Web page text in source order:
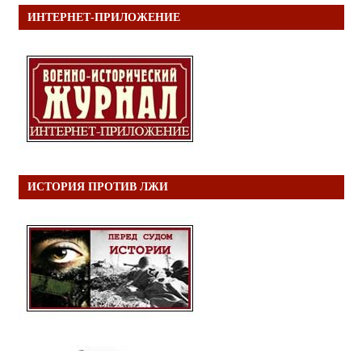
ИНТЕРНЕТ-ПРИЛОЖЕНИЕ
ИСТОРИЯ ПРОТИВ ЛЖИ